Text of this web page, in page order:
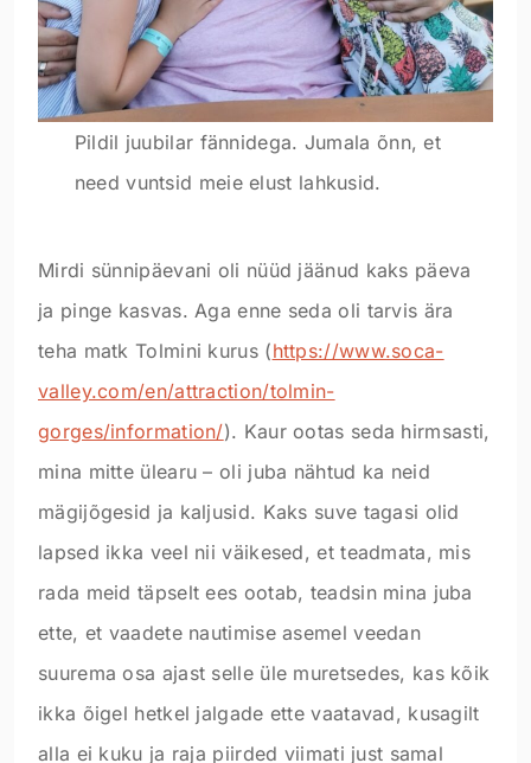
Pildil juubilar fännidega. Jumala õnn, et
need vuntsid meie elust lahkusid.
Mirdi sünnipäevani oli nüüd jäänud kaks päeva
ja pinge kasvas. Aga enne seda oli tarvis ära
teha matk Tolmini kurus (https://www.soca-
valley.com/en/attraction/tolmin-
gorges/information/). Kaur ootas seda hirmsasti,
mina mitte ülearu – oli juba nähtud ka neid
mägijõgesid ja kaljusid. Kaks suve tagasi olid
lapsed ikka veel nii väikesed, et teadmata, mis
rada meid täpselt ees ootab, teadsin mina juba
ette, et vaadete nautimise asemel veedan
suurema osa ajast selle üle muretsedes, kas kõik
ikka õigel hetkel jalgade ette vaatavad, kusagilt
alla ei kuku ja raja piirded viimati just samal